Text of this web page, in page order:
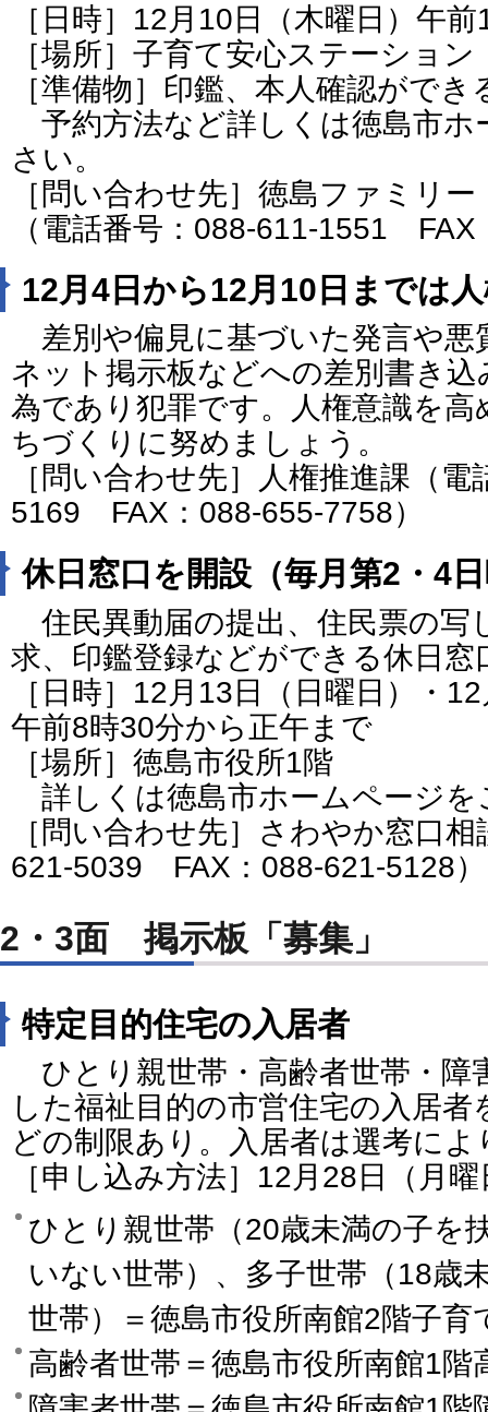
［日時］12月10日（木曜日）午
［場所］子育て安心ステーショ
［準備物］印鑑、本人確認ができ
予約方法など詳しくは徳島市ホ
さい。
［問い合わせ先］徳島ファミリ
（電話番号：088-611-1551 FAX
12月4日から12月10日までは
差別や偏見に基づいた発言や悪
ネット掲示板などへの差別書き
為であり犯罪です。人権意識を
ちづくりに努めましょう。
［問い合わせ先］人権推進課（
5169 FAX：088-655-7758）
休日窓口を開設（毎月第2・4
住民異動届の提出、住民票の写
求、印鑑登録などができる休日窓
［日時］12月13日（日曜日）・
午前8時30分から正午まで
［場所］徳島市役所1階
詳しくは徳島市ホームページを
［問い合わせ先］さわやか窓口
621-5039 FAX：088-621-5128）
2・3面 掲示板「募集」
特定目的住宅の入居者
ひとり親世帯・高齢者世帯・障
した福祉目的の市営住宅の入居
どの制限あり。入居者は選考によ
［申し込み方法］12月28日（月
ひとり親世帯（20歳未満の子を
いない世帯）、多子世帯（18歳
世帯）＝徳島市役所南館2階子育
高齢者世帯＝徳島市役所南館1階